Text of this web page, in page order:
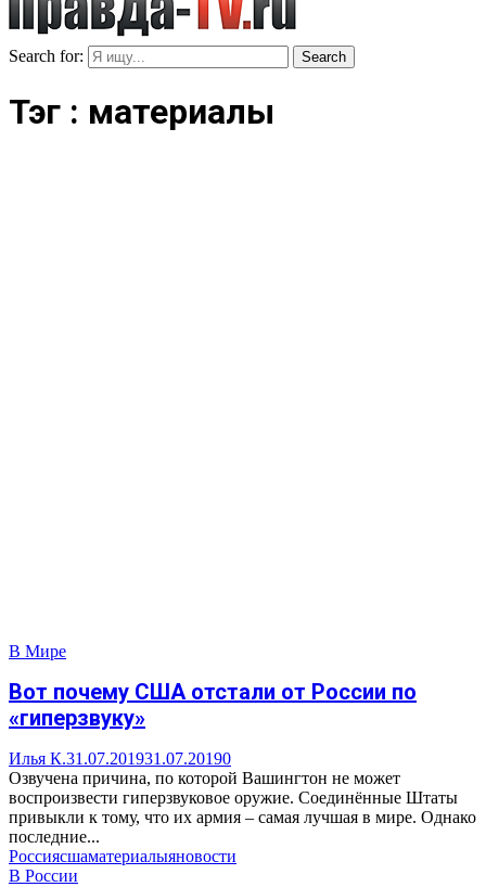
Search for: Search
Тэг : материалы
В Мире
Вот почему США отстали от России по
«гиперзвуку»
Илья К.31.07.201931.07.20190
Озвучена причина, по которой Вашингтон не может
воспроизвести гиперзвуковое оружие. Соединённые Штаты
привыкли к тому, что их армия – самая лучшая в мире. Однако
последние...
Россиясшаматериалыяновости
В России